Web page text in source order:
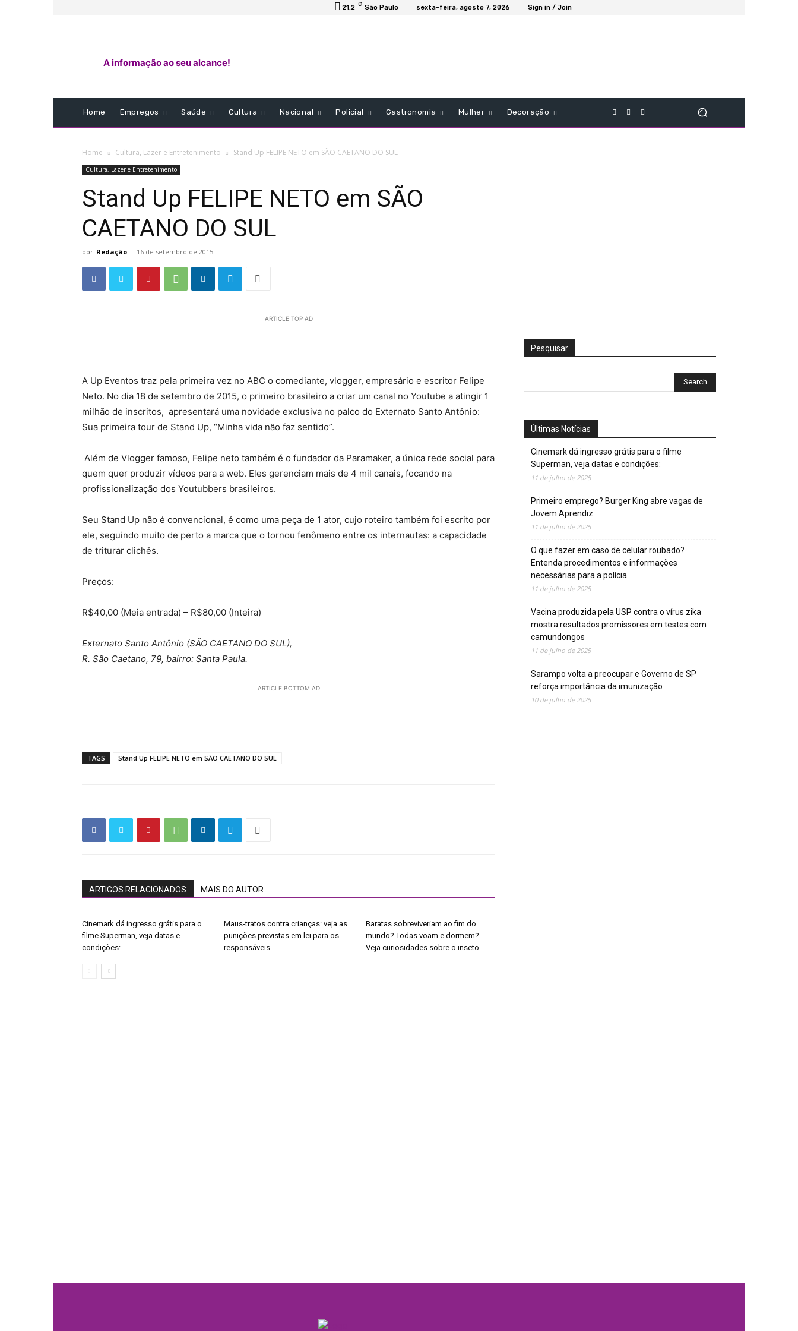
21.2 C São Paulo sexta-feira, agosto 7, 2026 Sign in / Join
A informação ao seu alcance!
Home Empregos Saúde Cultura Nacional Policial Gastronomia Mulher Decoração
Home Cultura, Lazer e Entretenimento Stand Up FELIPE NETO em SÃO CAETANO DO SUL
Cultura, Lazer e Entretenimento
Stand Up FELIPE NETO em SÃO
CAETANO DO SUL
por Redação - 16 de setembro de 2015
ARTICLE TOP AD
A Up Eventos traz pela primeira vez no ABC o comediante, vlogger, empresário e escritor Felipe
Neto. No dia 18 de setembro de 2015, o primeiro brasileiro a criar um canal no Youtube a atingir 1
milhão de inscritos, apresentará uma novidade exclusiva no palco do Externato Santo Antônio:
Sua primeira tour de Stand Up, “Minha vida não faz sentido”.
Além de Vlogger famoso, Felipe neto também é o fundador da Paramaker, a única rede social para
quem quer produzir vídeos para a web. Eles gerenciam mais de 4 mil canais, focando na
profissionalização dos Youtubbers brasileiros.
Seu Stand Up não é convencional, é como uma peça de 1 ator, cujo roteiro também foi escrito por
ele, seguindo muito de perto a marca que o tornou fenômeno entre os internautas: a capacidade
de triturar clichês.
Preços:
R$40,00 (Meia entrada) – R$80,00 (Inteira)
Externato Santo Antônio (SÃO CAETANO DO SUL),
R. São Caetano, 79, bairro: Santa Paula.
ARTICLE BOTTOM AD
TAGS Stand Up FELIPE NETO em SÃO CAETANO DO SUL
ARTIGOS RELACIONADOS MAIS DO AUTOR
Cinemark dá ingresso grátis para o
filme Superman, veja datas e
condições:
Maus-tratos contra crianças: veja as
punições previstas em lei para os
responsáveis
Baratas sobreviveriam ao fim do
mundo? Todas voam e dormem?
Veja curiosidades sobre o inseto
Pesquisar
Últimas Notícias
Cinemark dá ingresso grátis para o filme
Superman, veja datas e condições:
11 de julho de 2025
Primeiro emprego? Burger King abre vagas de
Jovem Aprendiz
11 de julho de 2025
O que fazer em caso de celular roubado?
Entenda procedimentos e informações
necessárias para a polícia
11 de julho de 2025
Vacina produzida pela USP contra o vírus zika
mostra resultados promissores em testes com
camundongos
11 de julho de 2025
Sarampo volta a preocupar e Governo de SP
reforça importância da imunização
10 de julho de 2025